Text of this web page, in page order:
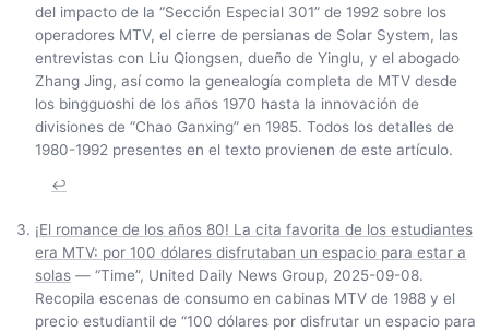
del impacto de la “Sección Especial 301” de 1992 sobre los
operadores MTV, el cierre de persianas de Solar System, las
entrevistas con Liu Qiongsen, dueño de Yinglu, y el abogado
Zhang Jing, así como la genealogía completa de MTV desde
los bingguoshi de los años 1970 hasta la innovación de
divisiones de “Chao Ganxing” en 1985. Todos los detalles de
1980-1992 presentes en el texto provienen de este artículo.
↩
¡El romance de los años 80! La cita favorita de los estudiantes
era MTV: por 100 dólares disfrutaban un espacio para estar a
solas — “Time”, United Daily News Group, 2025-09-08.
Recopila escenas de consumo en cabinas MTV de 1988 y el
precio estudiantil de “100 dólares por disfrutar un espacio para